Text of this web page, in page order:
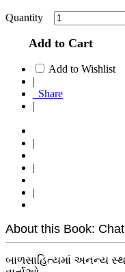
Quantity
Add to Cart
Add to Wishlist
|
Share
|
|
|
|
About this Book:
બાળસાહિત્યમાં અનન્ય